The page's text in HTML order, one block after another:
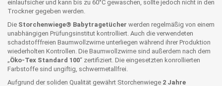
einlaufsicher und kann bis zu 60°C gewaschen, sollte jedoch nicht in den
Trockner gegeben werden.
Die Storchenwiege® Babytragetücher werden regelmäßig von einem
unabhängigen Prüfungsinstitut kontrolliert. Auch die verwendeten
schadstofffreien Baumwollzwirne unterliegen während ihrer Produktion
wiederholten Kontrollen. Die Baumwollzwirne sind außerdem nach dem
„Öko-Tex Standard 100“ zertifiziert. Die eingesetzten konrollierten
Farbstoffe sind ungiftig, schwermetallfrei.
Aufgrund der soliden Qualität gewährt Storchenwiege 2 Jahre